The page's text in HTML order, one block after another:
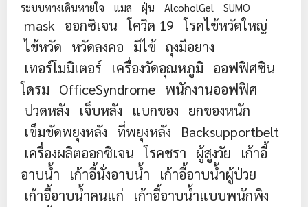
ระบบทางเดินหายใจ
แมส ฝุ่น AlcoholGel SUMO
mask ออกซิเจน โควิด 19 โรคไข้หวัดใหญ่
ไข้หวัด
หวัดลงคอ มีไข้ ถุงมือยาง
เทอร์โมมิเตอร์
เครื่องวัดอุณหภูมิ
ออฟฟิศซิน
โดรม
OfficeSyndrome พนักงานออฟฟิศ
ปวดหลัง
เจ็บหลัง แบกของ
ยกของหนัก
เข็มขัดพยุงหลัง
ที่พยุงหลัง
Backsupportbelt
เครื่องผลิตออกซิเจน โรคชรา ผู้สูงวัย
เก้าอี้
อาบน้ำ
เก้าอี้นั่งอาบน้ำ
เก้าอี้อาบน้ำผู้ป่วย
เก้าอี้อาบน้ำคนแก่
เก้าอี้อาบน้ำแบบพนักพิง